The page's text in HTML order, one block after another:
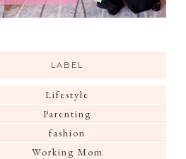
LABEL
Lifestyle
Parenting
fashion
Working Mom